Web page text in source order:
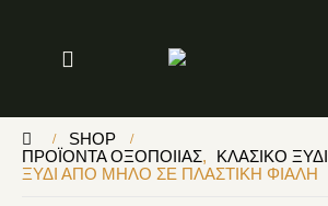
SHOP
ΠΡΟΪΌΝΤΑ ΟΞΟΠΟΙΊΑΣ,
ΚΛΑΣΙΚΌ ΞΎΔΙ
ΞΎΔΙ ΑΠΌ ΜΉΛΟ ΣΕ ΠΛΑΣΤΙΚΉ ΦΙΆΛΗ